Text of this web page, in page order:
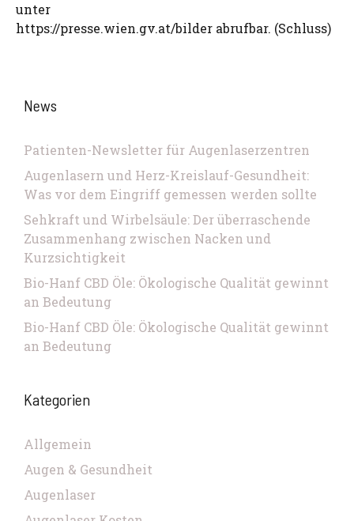
unter
https://presse.wien.gv.at/bilder abrufbar. (Schluss)
News
Patienten-Newsletter für Augenlaserzentren
Augenlasern und Herz-Kreislauf-Gesundheit:
Was vor dem Eingriff gemessen werden sollte
Sehkraft und Wirbelsäule: Der überraschende
Zusammenhang zwischen Nacken und
Kurzsichtigkeit
Bio-Hanf CBD Öle: Ökologische Qualität gewinnt
an Bedeutung
Bio-Hanf CBD Öle: Ökologische Qualität gewinnt
an Bedeutung
Kategorien
Allgemein
Augen & Gesundheit
Augenlaser